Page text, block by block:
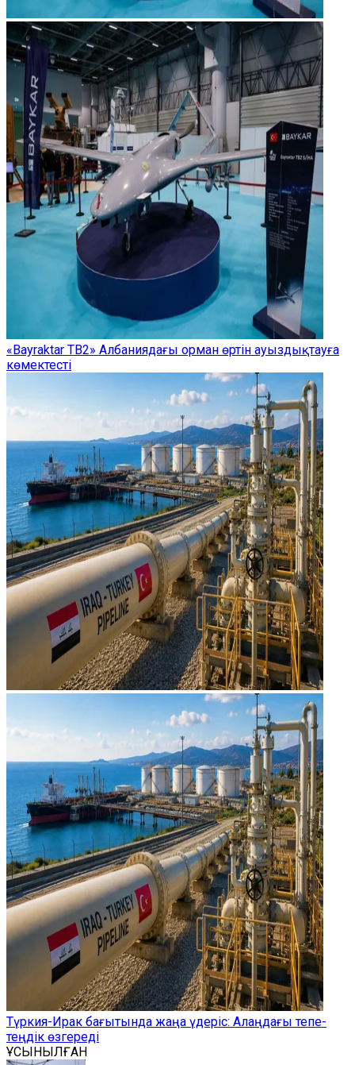
«Bayraktar TB2» Албаниядағы орман өртін ауыздықтауға
көмектесті
Түркия-Ирак бағытында жаңа үдеріс: Алаңдағы тепе-
теңдік өзгереді
ҰСЫНЫЛҒАН